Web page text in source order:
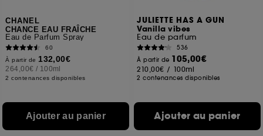
CHANEL
CHANCE EAU FRAÎCHE
Eau de Parfum Spray
60
À partir de 132,00€
264,00€ / 100ml
2 contenances disponibles
Ajouter au panier
JULIETTE HAS A GUN
Vanilla vibes
Eau de parfum
536
À partir de 105,00€
210,00€ / 100ml
2 contenances disponibles
Ajouter au panier